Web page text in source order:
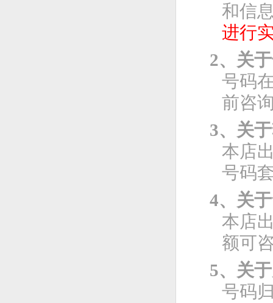
和信
进行
2、关
号码
前咨
3、关
本店
号码
4、关
本店
额可
5、关
号码